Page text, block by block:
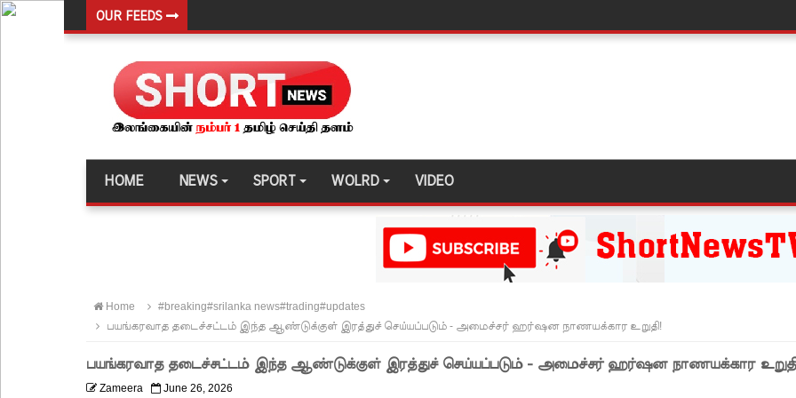
OUR FEEDS
ஷானி அபேசேகர, பிரதிக் காவல்துறை மா அதிபராக தரமுயர்வு!
குருவிட்ட மற்றும் பல்லன்சேன சிறைச்சாலைகளின் நிலைமை கட்டுப்பாட்டுக்குள்!
நீர்கொழும்பு சிறைச்சாலை மோதல்: சந்தேகநபர்கள் 62 ஆக உயர்வு
நான்கு மாவட்டங்களுக்கு மண்சரிவு அபாய எச்சரிக்கை!
லலித் - குகன் காணாமற்போன வழக்கு கோட்டாபய ராஜபக்ச செப்டம்பர் 29ஆம் தேதி காணொளி மூலம் சாட்சியமளிக்க
நேற்றைய மெகசின் சிறை மோதலில் கைதி ஒருவர் பலி!
HOME NEWS SPORT WOLRD VIDEO
Home
#breaking#srilanka news#trading#updates
பயங்கரவாத தடைச்சட்டம் இந்த ஆண்டுக்குள் இரத்துச் செய்யப்படும் - அமைச்சர் ஹர்ஷன நாணயக்கார உறுதி!
பயங்கரவாத தடைச்சட்டம் இந்த ஆண்டுக்குள் இரத்துச் செய்யப்படும் - அமைச்சர் ஹர்ஷன நாணயக்கார
Zameera June 26, 2026